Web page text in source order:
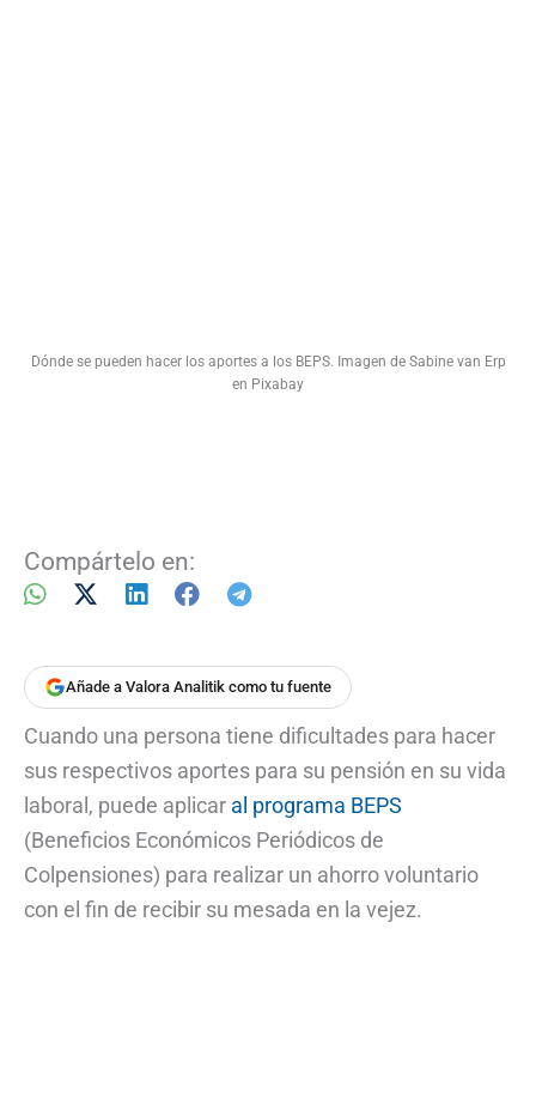
Dónde se pueden hacer los aportes a los BEPS. Imagen de Sabine van Erp
en Pixabay
Compártelo en:
Añade a Valora Analitik como tu fuente
Cuando una persona tiene dificultades para hacer
sus respectivos aportes para su pensión en su vida
laboral, puede aplicar al programa BEPS
(Beneficios Económicos Periódicos de
Colpensiones) para realizar un ahorro voluntario
con el fin de recibir su mesada en la vejez.